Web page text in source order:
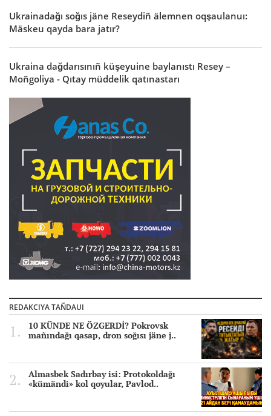
Ukrainadağı soğıs jäne Reseydiñ älemnen oqşaulanuı:
Mäskeu qayda bara jatır?
Ukraina dağdarısınıñ küşeyuine baylanıstı Resey –
Moñgoliya - Qıtay müddelik qatınastarı
REDAKCIYA TAÑDAUI
10 KÜNDE NE ÖZGERDİ? Pokrovsk
mañındağı qasap, dron soğısı jäne j..
Almasbek Sadırbay isi: Protokoldağı
«kümändi» kol qoyular, Pavlod..